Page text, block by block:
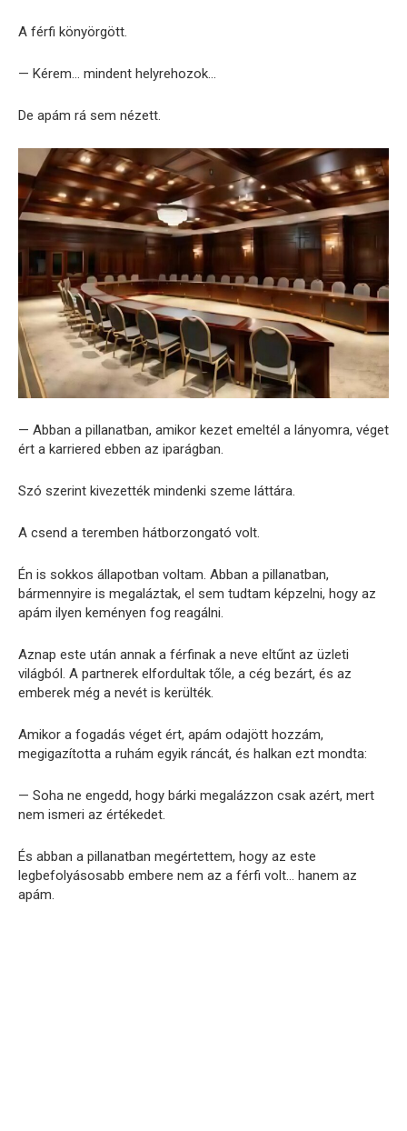
A férfi könyörgött.
— Kérem… mindent helyrehozok…
De apám rá sem nézett.
— Abban a pillanatban, amikor kezet emeltél a lányomra, véget
ért a karriered ebben az iparágban.
Szó szerint kivezették mindenki szeme láttára.
A csend a teremben hátborzongató volt.
Én is sokkos állapotban voltam. Abban a pillanatban,
bármennyire is megaláztak, el sem tudtam képzelni, hogy az
apám ilyen keményen fog reagálni.
Aznap este után annak a férfinak a neve eltűnt az üzleti
világból. A partnerek elfordultak tőle, a cég bezárt, és az
emberek még a nevét is kerülték.
Amikor a fogadás véget ért, apám odajött hozzám,
megigazította a ruhám egyik ráncát, és halkan ezt mondta:
— Soha ne engedd, hogy bárki megalázzon csak azért, mert
nem ismeri az értékedet.
És abban a pillanatban megértettem, hogy az este
legbefolyásosabb embere nem az a férfi volt… hanem az
apám.